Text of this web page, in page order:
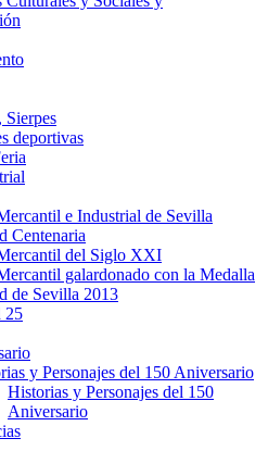
Sierpes
deportivas
e Industrial de Sevilla
Centenaria
del Siglo XXI
galardonado con la Medalla
de Sevilla 2013
25
y Personajes del 150 Aniversario
Historias y Personajes del 150
Aniversario